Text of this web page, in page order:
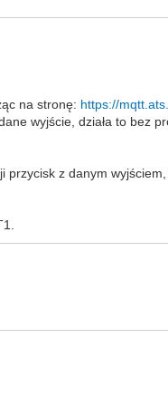
na stronę: https://
wyjście, działa to bez
przycisk z danym